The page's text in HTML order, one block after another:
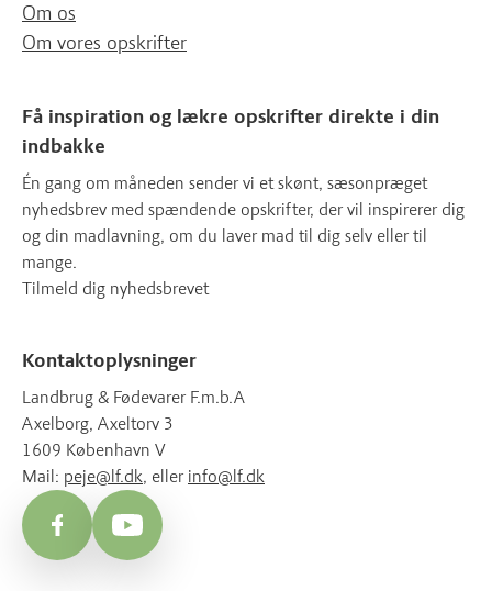
Om os
Om vores opskrifter
Få inspiration og lækre opskrifter direkte i din
indbakke
Én gang om måneden sender vi et skønt, sæsonpræget
nyhedsbrev med spændende opskrifter, der vil inspirerer dig
og din madlavning, om du laver mad til dig selv eller til
mange.
Tilmeld dig nyhedsbrevet
Kontaktoplysninger
Landbrug & Fødevarer F.m.b.A
Axelborg, Axeltorv 3
1609 København V
Mail: peje@lf.dk, eller info@lf.dk
FacebookYouTube